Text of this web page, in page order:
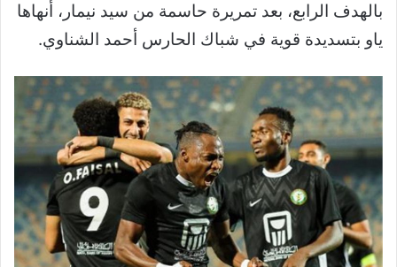
بالهدف الرابع، بعد تمريرة حاسمة من سيد نيمار، أنهاها
ياو بتسديدة قوية في شباك الحارس أحمد الشناوي.